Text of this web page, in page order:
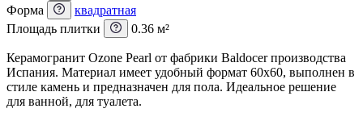
Форма
квадратная
Площадь плитки
0.36 м²
Керамогранит Ozone Pearl от фабрики Baldocer производства
Испания. Материал имеет удобный формат 60x60, выполнен в
стиле камень и предназначен для пола. Идеальное решение
для ванной, для туалета.